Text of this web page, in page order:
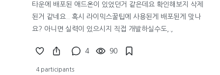
타운에 배포된 애드온이 있었던거 같은데요 확인해보지 삭제
된거 같네요.. 혹시 라이믹스꿀팁에 사용된게 배포된게 맞나
요? 아니면 실력이 있으시지 직접 개발하실수도,.,
4 90
4 participants